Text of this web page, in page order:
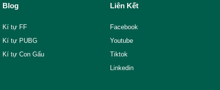
Blog
Kí tự FF
Kí tự PUBG
Kí tự Con Gấu
Liên Kết
Facebook
Youtube
Tiktok
Linkedin